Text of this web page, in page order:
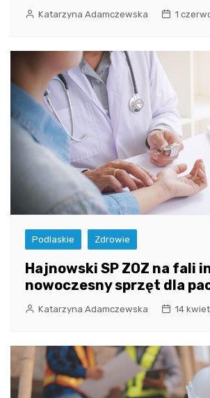
Katarzyna Adamczewska 1
Podlaskie Zdrowie
Hajnowski SP ZOZ na fali
nowoczesny sprzęt dla
Katarzyna Adamczewska 14